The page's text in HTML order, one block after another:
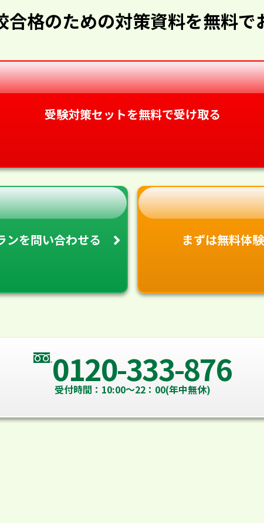
合格のための対策資料を無料で
受験対策セットを無料で受け取る
ンを問い合わせる まずは無料体験
0120-333-876
受付時間：10:00～22：00(年中無休)